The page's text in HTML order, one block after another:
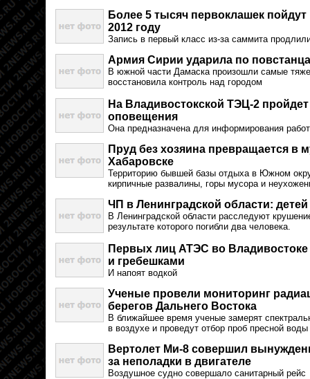
Более 5 тысяч первоклашек
2012 году
Запись в первый класс из-за саммита
Армия Сирии ударила по
В южной части Дамаска произошли самые
восстановила контроль над городом
На Владивостокской ТЭЦ-2
оповещения
Она предназначена для информирования
Пруд без хозяина превращается в
Хабаровске
Территорию бывшей базы отдыха в Южном
кирпичные развалины, горы мусора и
ЧП в Ленинградской области:
В Ленинградской области расследуют
результате которого погибли два человека.
Первых лиц АТЭС во Владивостоке
и гребешками
И напоят водкой
Ученые провели мониторинг
берегов Дальнего Востока
В ближайшее время ученые замерят
в воздухе и проведут отбор проб пресной воды
Вертолет Ми-8 совершил
за неполадки в двигателе
Воздушное судно совершало санитарный рейс